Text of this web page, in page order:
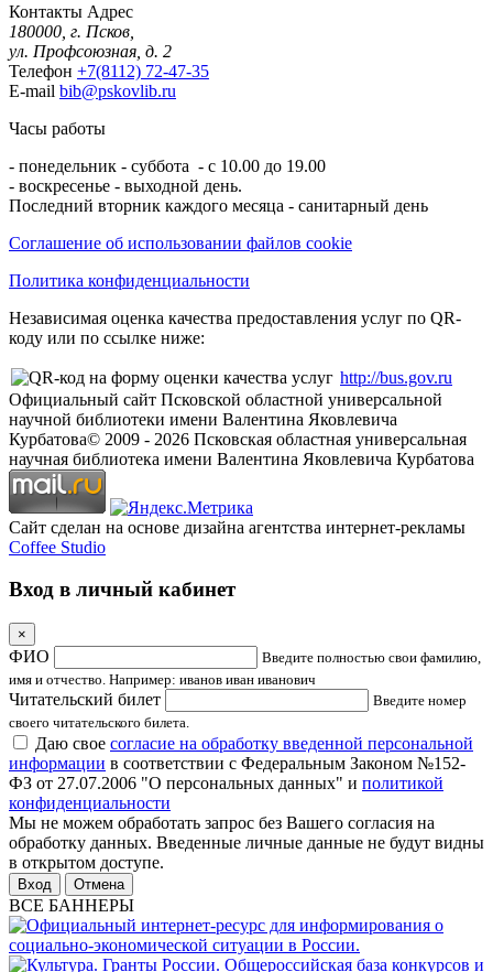
Контакты Адрес
180000, г. Псков,
ул. Профсоюзная, д. 2
Телефон +7(8112) 72-47-35
E-mail bib@pskovlib.ru
Часы работы
- понедельник - суббота - с 10.00 до 19.00
- воскресенье - выходной день.
Последний вторник каждого месяца - санитарный день
Соглашение об использовании файлов cookie
Политика конфиденциальности
Независимая оценка качества предоставления услуг по QR-
коду или по ссылке ниже:
http://bus.gov.ru
Официальный сайт Псковской областной универсальной
научной библиотеки имени Валентина Яковлевича
Курбатова© 2009 - 2026 Псковская областная универсальная
научная библиотека имени Валентина Яковлевича Курбатова
Сайт сделан на основе дизайна агентства интернет-рекламы
Coffee Studio
Вход в личный кабинет
×
ФИО
Введите полностью свои фамилию,
имя и отчество. Например: иванов иван иванович
Читательский билет
Введите номер
своего читательского билета.
Даю свое согласие на обработку введенной персональной
информации в соответствии с Федеральным Законом №152-
ФЗ от 27.07.2006 "О персональных данных" и политикой
конфиденциальности
Мы не можем обработать запрос без Вашего согласия на
обработку данных. Введенные личные данные не будут видны
в открытом доступе.
Отмена
ВСЕ БАННЕРЫ